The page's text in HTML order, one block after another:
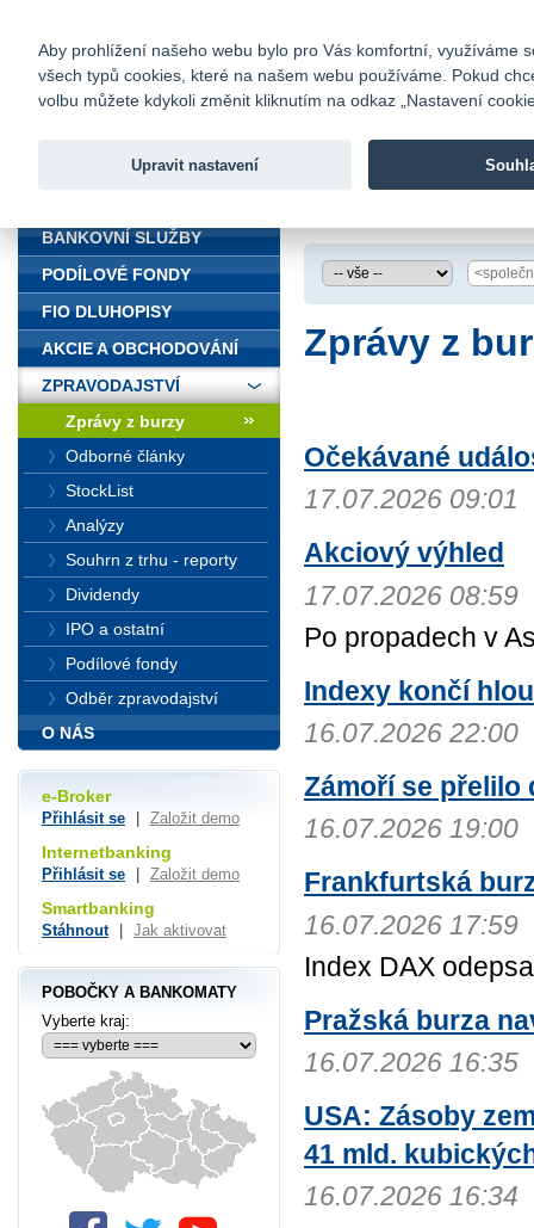
Fio banka
Fio banka
Zprávy z
Očekávané
17.07.2026 09:01
Akciový výhled
17.07.2026 08:59
Po propadech v
Indexy končí
16.07.2026 22:00
Zámoří se přelilo
16.07.2026 19:00
Frankfurtská
16.07.2026 17:59
Index DAX
Pražská burza
16.07.2026 16:35
USA: Zásoby
41 mld.
16.07.2026 16:34
BANKOVNÍ SLUŽBY
PODÍLOVÉ FONDY
FIO DLUHOPISY
AKCIE A OBCHODOVÁNÍ
ZPRAVODAJSTVÍ
Zprávy z burzy
Odborné články
StockList
Analýzy
Souhrn z trhu - reporty
Dividendy
IPO a ostatní
Podílové fondy
Odběr zpravodajství
O NÁS
e-Broker
Přihlásit se Založit demo
Internetbanking
Přihlásit se Založit demo
Smartbanking
Stáhnout Jak aktivovat
POBOČKY A BANKOMATY
Vyberte kraj:
Aby prohlížení našeho webu bylo pro Vás komfortní, využíváme
všech typů cookies, které na našem webu používáme. Pokud
volbu můžete kdykoli změnit kliknutím na odkaz „Nastavení
Upravit nastavení